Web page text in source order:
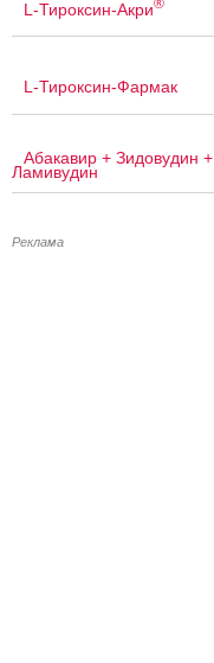
L-Тироксин-Акри®
L-Тироксин-Фармак
Абакавир + Зидовудин +
Ламивудин
Реклама